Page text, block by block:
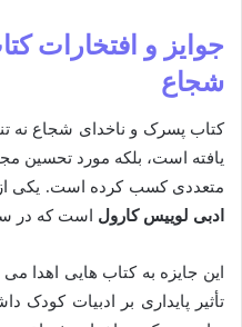
جوایز و افتخارات
شجاع
کتاب پسرک و ناخدای شجاع نه
یافته است، بلکه مورد تحسین
متعددی کسب کرده است. یکی از
ادبی لوییس کارول است که در سال ۱۹۷۳ به این اثر
این جایزه به کتاب هایی اهدا
تأثیر پایداری بر ادبیات کودک